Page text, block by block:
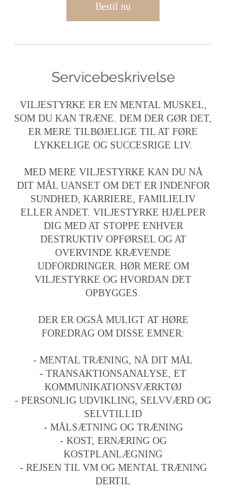
Bestil nu
Servicebeskrivelse
VILJESTYRKE ER EN MENTAL MUSKEL,
SOM DU KAN TRÆNE. DEM DER GØR DET,
ER MERE TILBØJELIGE TIL AT FØRE
LYKKELIGE OG SUCCESRIGE LIV.
MED MERE VILJESTYRKE KAN DU NÅ
DIT MÅL UANSET OM DET ER INDENFOR
SUNDHED, KARRIERE, FAMILIELIV
ELLER ANDET. VILJESTYRKE HJÆLPER
DIG MED AT STOPPE ENHVER
DESTRUKTIV OPFØRSEL OG AT
OVERVINDE KRÆVENDE
UDFORDRINGER. HØR MERE OM
VILJESTYRKE OG HVORDAN DET
OPBYGGES.
DER ER OGSÅ MULIGT AT HØRE
FOREDRAG OM DISSE EMNER:
- MENTAL TRÆNING, NÅ DIT MÅL
- TRANSAKTIONSANALYSE, ET
KOMMUNIKATIONSVÆRKTØJ
- PERSONLIG UDVIKLING, SELVVÆRD OG
SELVTILLID
- MÅLSÆTNING OG TRÆNING
- KOST, ERNÆRING OG
KOSTPLANLÆGNING
- REJSEN TIL VM OG MENTAL TRÆNING
DERTIL